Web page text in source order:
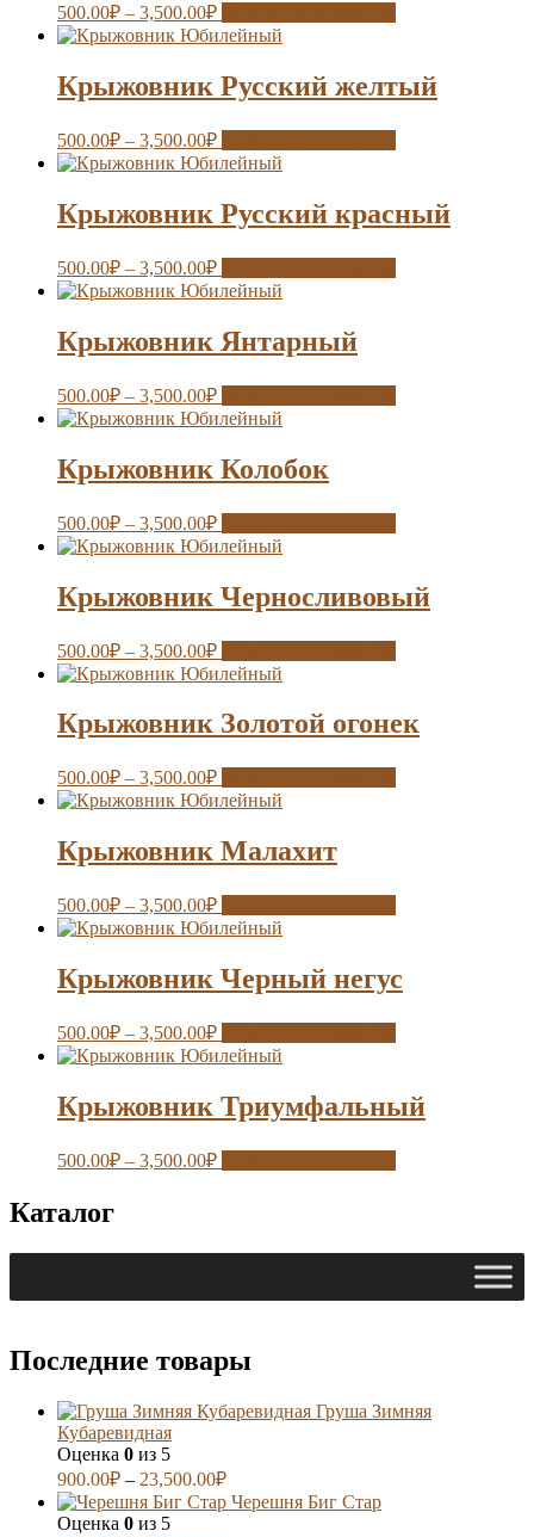
500.00₽ – 3,500.00₽
Крыжовник Русский желтый
500.00₽ – 3,500.00₽
Крыжовник Русский красный
500.00₽ – 3,500.00₽
Крыжовник Янтарный
500.00₽ – 3,500.00₽
Крыжовник Колобок
500.00₽ – 3,500.00₽
Крыжовник Черносливовый
500.00₽ – 3,500.00₽
Крыжовник Золотой огонек
500.00₽ – 3,500.00₽
Крыжовник Малахит
500.00₽ – 3,500.00₽
Крыжовник Черный негус
500.00₽ – 3,500.00₽
Крыжовник Триумфальный
500.00₽ – 3,500.00₽
Каталог
Последние товары
Груша Зимняя
Кубаревидная
Оценка 0 из 5
900.00₽ – 23,500.00₽
Черешня Биг Стар
Оценка 0 из 5